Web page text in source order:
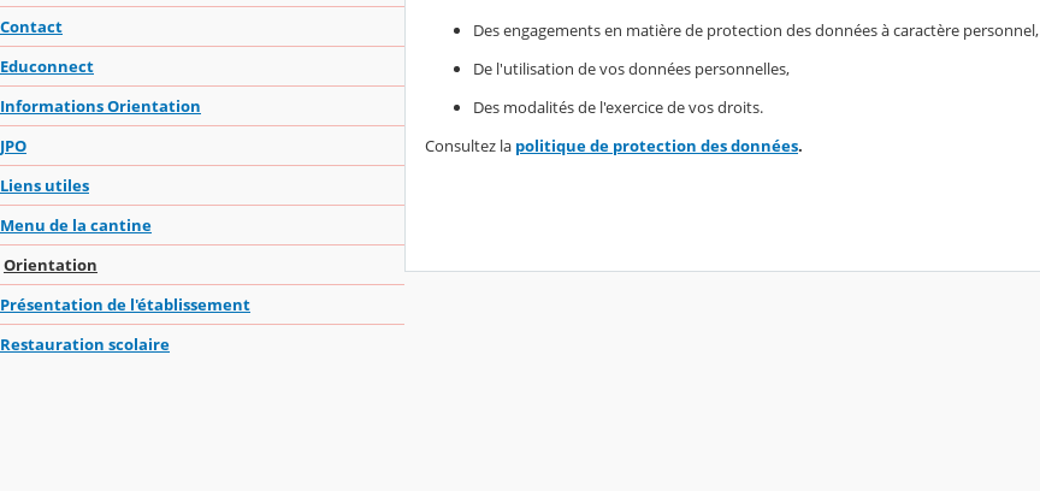
Contact
Educonnect
Informations Orientation
JPO
Liens utiles
Menu de la cantine
Orientation
Présentation de l'établissement
Restauration scolaire
Des engagements en matière de protection des données à caractère personnel,
De l'utilisation de vos données personnelles,
Des modalités de l'exercice de vos droits.
Consultez la politique de protection des données.